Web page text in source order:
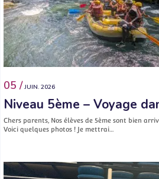
05 / JUIN. 2026
Niveau 5ème – Voyage
Chers parents, Nos élèves de 5ème sont bien
Voici quelques photos ! Je mettrai…